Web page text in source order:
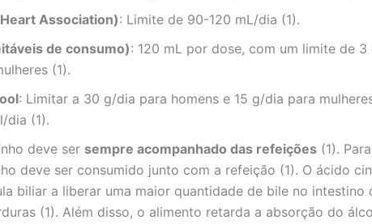
Association): Limite de 90-120 mL/dia (1).
de consumo): 120 mL por dose, com um limite de
(1).
: Limitar a 30 g/dia para homens e 15 g/dia para
dia (1).
deve ser sempre acompanhado das refeições (1).
deve ser consumido junto com a refeição (1). O ácido
biliar a liberar uma maior quantidade de bile no intestino
(1). Além disso, o alimento retarda a absorção do